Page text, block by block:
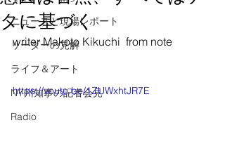
ニュースと現場レポート
リーダーの見解
ライフ＆アート
NY州知事の記者会見
Radio
タに基づく
writer Makoto Kikuchi  from note
https://youtu.be/1ZUWxhtJR7E